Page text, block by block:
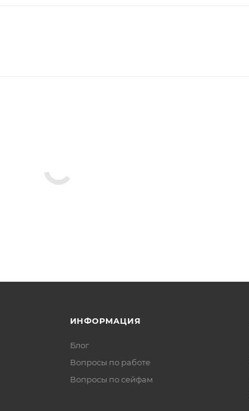
ИНФОРМАЦИЯ
Блог
Вопросы по работе
Вопросы по сейфам